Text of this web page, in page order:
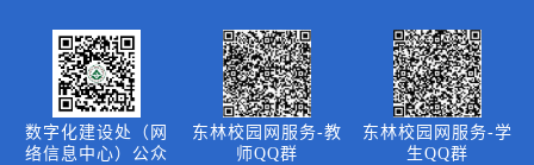
数字化建设处（网
络信息中心）公众
东林校园网服务-教
师QQ群
东林校园网服务-学
生QQ群